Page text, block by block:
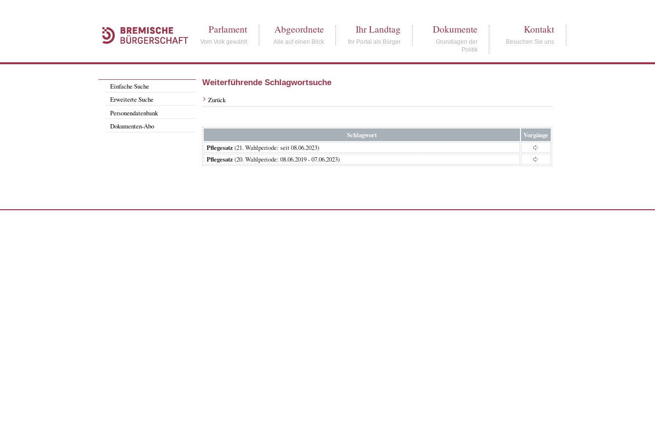
Parlament
Vom Volk gewählt
Abgeordnete
Alle auf einen Blick
Ihr Landtag
Ihr Portal als Bürger
Dokumente
Grundlagen der
Politik
Kontakt
Besuchen Sie uns
Einfache Suche
Erweiterte Suche
Personendatenbank
Dokumenten-Abo
Weiterführende Schlagwortsuche
Zurück
Schlagwort
Vorgänge
Pflegesatz(21. Wahlperiode: seit 08.06.2023)
Pflegesatz(20. Wahlperiode: 08.06.2019 - 07.06.2023)